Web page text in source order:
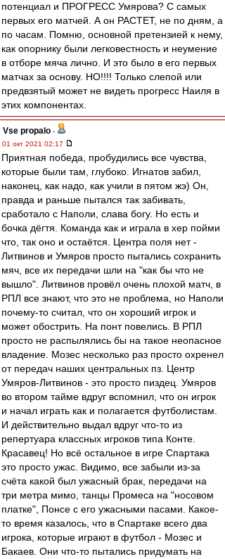
потенциал и ПРОГРЕСС Умярова? С самых
первых его матчей. А он РАСТЕТ, не по дням, а
по часам. Помню, основной претензией к нему,
как опорнику были легковестность и неумение
в отборе мяча лично. И это было в его первых
матчах за основу. НО!!!! Только слепой или
предвзятый может не видеть прогресс Наиля в
этих компонентах.
Vse propalo -
01 окт 2021 02:17
Приятная победа, пробудились все чувства,
которые были там, глубоко. Игнатов забил,
наконец, как надо, как учили в пятом жэ) Он,
правда и раньше пытался так забивать,
сработало с Наполи, слава богу. Но есть и
бочка дёгтя. Команда как и играла в хер пойми
что, так оно и остаётся. Центра поля нет -
Литвинов и Умяров просто пытались сохранить
мяч, все их передачи шли на "как бы что не
вышло". Литвинов провёл очень плохой матч, в
РПЛ все знают, что это не проблема, но Наполи
почему-то считал, что он хороший игрок и
может обострить. На понт повелись. В РПЛ
просто не распылялись бы на такое неопасное
владение. Мозес несколько раз просто охренел
от передач наших центральных пз. Центр
Умяров-Литвинов - это просто пиздец. Умяров
во втором тайме вдруг вспомнил, что он игрок
и начал играть как и полагается футболистам.
И действительно выдал вдруг что-то из
репертуара классных игроков типа Конте.
Красавец! Но всё остальное в игре Спартака
это просто ужас. Видимо, все забыли из-за
счёта какой был ужасный брак, передачи на
три метра мимо, танцы Промеса на "носовом
платке", Понсе с его ужасными пасами. Какое-
то время казалось, что в Спартаке всего два
игрока, которые играют в футбол - Мозес и
Бакаев. Они что-то пытались придумать на